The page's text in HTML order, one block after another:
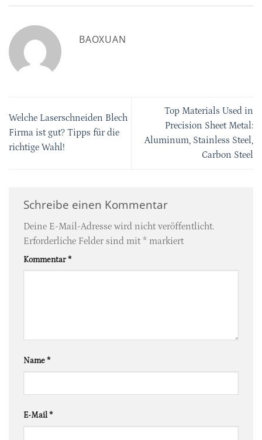
BAOXUAN
Welche Laserschneiden Blech
Firma ist gut? Tipps für die
richtige Wahl!
Top Materials Used in
Precision Sheet Metal:
Aluminum, Stainless Steel,
Carbon Steel
Schreibe einen Kommentar
Deine E-Mail-Adresse wird nicht veröffentlicht.
Erforderliche Felder sind mit* markiert
Kommentar*
Name*
E-Mail*